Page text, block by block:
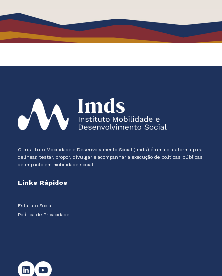
O Instituto Mobilidade e Desenvolvimento Social (Imds) é uma plataforma para
delinear, testar, propor, divulgar e acompanhar a execução de políticas públicas
de impacto em mobilidade social.
Links Rápidos
Estatuto Social
Política de Privacidade